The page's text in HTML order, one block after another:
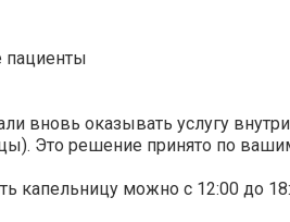
пациенты
вновь оказывать услугу
Это решение принято по
капельницу можно с 12:00 до